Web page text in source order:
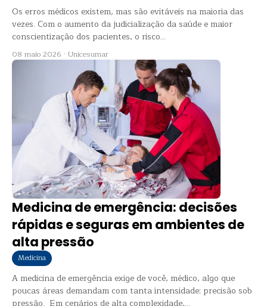
Os erros médicos existem, mas são evitáveis na maioria das
vezes. Com o aumento da judicialização da saúde e maior
conscientização dos pacientes, o risco...
08 maio 2026 · Unicesumar
Medicina de emergência: decisões
rápidas e seguras em ambientes de
alta pressão
Medicina
A medicina de emergência exige de você, médico, algo que
poucas áreas demandam com tanta intensidade: precisão sob